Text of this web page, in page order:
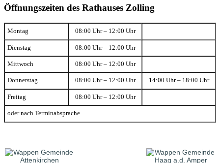
Öffnungszeiten des Rathauses Zolling
Montag 08:00 Uhr – 12:00 Uhr
Dienstag 08:00 Uhr – 12:00 Uhr
Mittwoch 08:00 Uhr – 12:00 Uhr
Donnerstag 08:00 Uhr – 12:00 Uhr 14:00 Uhr – 18:00 Uhr
Freitag 08:00 Uhr – 12:00 Uhr
oder nach Terminabsprache